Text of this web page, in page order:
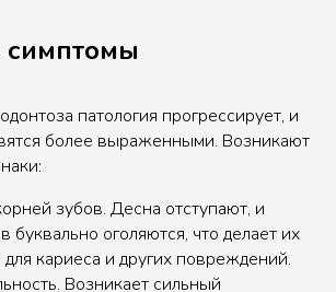
патология прогрессирует, и
более выраженными. Возникают
зубов. Десна отступают, и
буквально оголяются, что делает их
кариеса и других повреждений.
Возникает сильный